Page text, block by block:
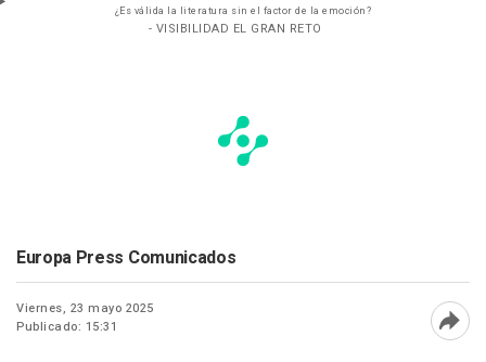
¿Es válida la literatura sin el factor de la emoción?
- VISIBILIDAD EL GRAN RETO
Europa Press Comunicados
Viernes, 23 mayo 2025
Publicado: 15:31